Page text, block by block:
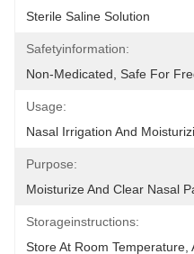
Sterile Saline Solution
Safetyinformation:
Non-Medicated, Safe For
Usage:
Nasal Irrigation And
Purpose:
Moisturize And Clear Nasal
Storageinstructions:
Store At Room